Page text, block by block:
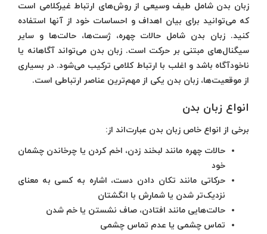
زبان بدن شامل طیف وسیعی از روش‌های ارتباط غیرکلامی است
که می‌توانید برای بیان اهداف و احساسات خود از آنها استفاده
کنید. زبان بدن شامل حالات چهره، ژست‌ها، حالت‌ها و سایر
سیگنال‌های مبتنی بر حرکت است. زبان بدن می‌تواند آگاهانه یا
ناخودآگاه باشد و اغلب با ارتباط کلامی ترکیب می‌شود. در بسیاری
از موقعیت‌ها، زبان بدن یکی از مهم‌ترین عناصر ارتباطی است.
انواع زبان بدن
برخی از انواع خاص زبان بدن عبارت‌اند از:
حالات چهره مانند لبخند زدن، اخم کردن یا چرخاندن چشمان
خود
حرکاتی مانند تکان دادن دست، اشاره به کسی به معنای
نزدیک‌تر شدن یا شمارش با انگشتان
حالت‌هایی مانند افتادن، صاف نشستن یا خم شدن
تماس چشمی یا عدم تماس چشمی